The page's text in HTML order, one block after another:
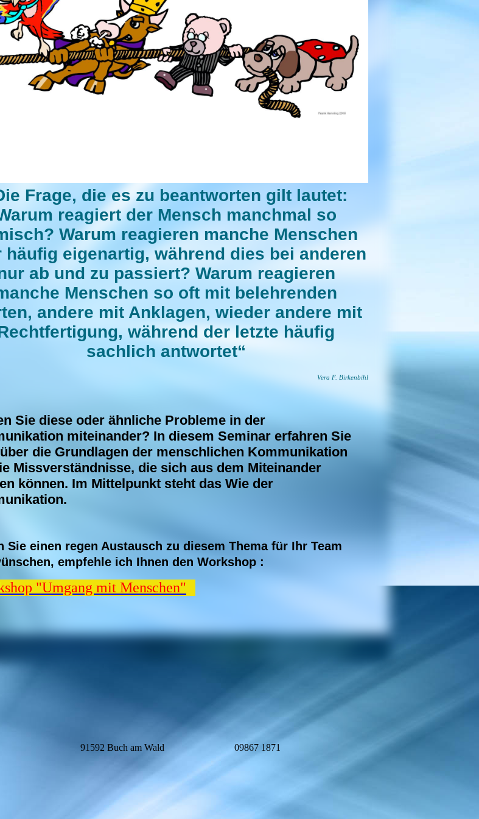
Frage, die es zu beantworten gilt lautet:
reagiert der Mensch manchmal so
Warum reagieren manche Menschen
häufig eigenartig, während dies bei anderen
ab und zu passiert? Warum reagieren
Menschen so oft mit belehrenden
andere mit Anklagen, wieder andere mit
während der letzte häufig
sachlich antwortet“
Vera F. Birkenbihl
Sie diese oder ähnliche Probleme in der
miteinander? In diesem Seminar erfahren Sie
die Grundlagen der menschlichen Kommunikation
Missverständnisse, die sich aus dem Miteinander
können. Im Mittelpunkt steht das Wie der
Sie einen regen Austausch zu diesem Thema für Ihr Team
empfehle ich Ihnen den Workshop :
"Umgang mit Menschen"
91592 Buch am Wald 09867 1871